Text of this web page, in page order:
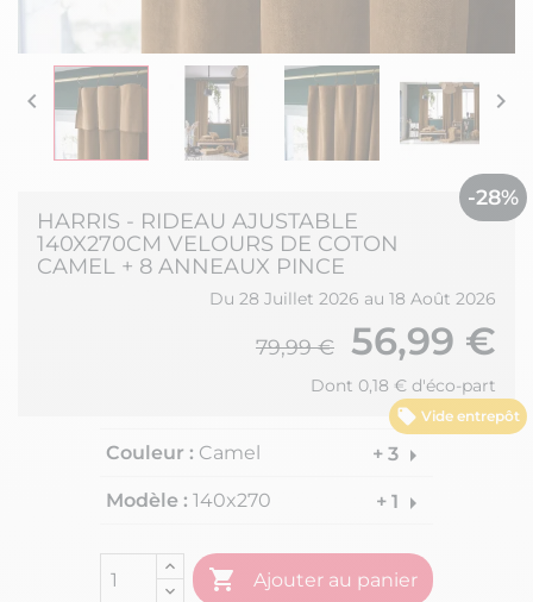
 
Vide entrepôt
-28%
HARRIS - RIDEAU AJUSTABLE
140X270CM VELOURS DE COTON
CAMEL + 8 ANNEAUX PINCE
Du 28 Juillet 2026 au 18 Août 2026
79,99 € 56,99 €
Dont 0,18 € d'éco-part
Couleur : Camel + 3 arrow_right
Modèle : 140x270 + 1 arrow_right
 Ajouter au panier